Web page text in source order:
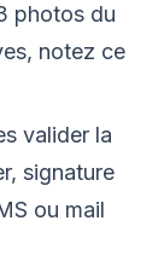
photos du
notez ce
valider la
signature
ou mail